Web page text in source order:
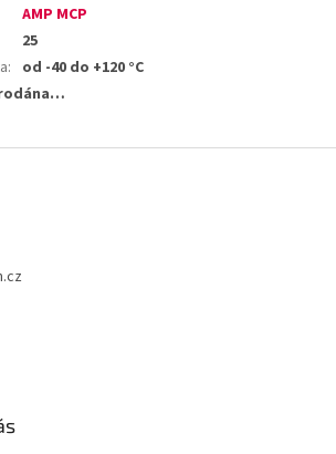
AMP MCP
25
: od -40 do +120 °C